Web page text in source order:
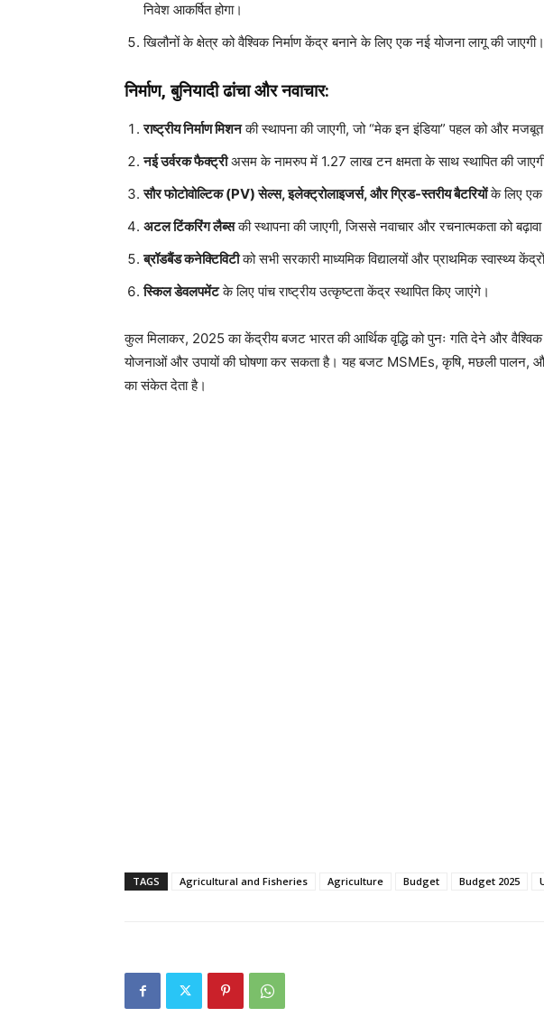
निवेश आकर्षित होगा।
खिलौनों के क्षेत्र को वैश्विक निर्माण केंद्र बनाने के लिए एक नई योजना लागू की जाएगी।
निर्माण, बुनियादी ढांचा और नवाचार:
राष्ट्रीय निर्माण मिशनकी स्थापना की जाएगी, जो “मेक इन इंडिया” पहल को और
नई उर्वरक फैक्ट्रीअसम के नामरुप में 1.27 लाख टन क्षमता के साथ स्थापित की
सौर फोटोवोल्टिक (PV) सेल्स, इलेक्ट्रोलाइजर्स, और ग्रिड-स्तरीय बैटरियोंके लिए एक
अटल टिंकरिंग लैब्सकी स्थापना की जाएगी, जिससे नवाचार और रचनात्मकता को बढ़ावा
ब्रॉडबैंड कनेक्टिविटीको सभी सरकारी माध्यमिक विद्यालयों और प्राथमिक स्वास्थ्य
स्किल डेवलपमेंटके लिए पांच राष्ट्रीय उत्कृष्टता केंद्र स्थापित किए जाएंगे।
कुल मिलाकर, 2025 का केंद्रीय बजट भारत की आर्थिक वृद्धि को पुनः गति देने और
योजनाओं और उपायों की घोषणा कर सकता है। यह बजट MSMEs, कृषि, मछली पालन,
का संकेत देता है।
TAGS Agricultural and Fisheries Agriculture Budget Budget 2025